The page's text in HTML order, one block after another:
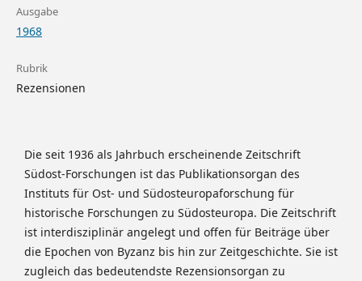
Ausgabe
1968
Rubrik
Rezensionen
Die seit 1936 als Jahrbuch erscheinende Zeitschrift
Südost-Forschungen ist das Publikationsorgan des
Instituts für Ost- und Südosteuropaforschung für
historische Forschungen zu Südosteuropa. Die Zeitschrift
ist interdisziplinär angelegt und offen für Beiträge über
die Epochen von Byzanz bis hin zur Zeitgeschichte. Sie ist
zugleich das bedeutendste Rezensionsorgan zu